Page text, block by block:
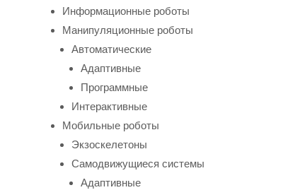
Информационные роботы
Манипуляционные роботы
Автоматические
Адаптивные
Программные
Интерактивные
Мобильные роботы
Экзоскелетоны
Самодвижущиеся системы
Адаптивные